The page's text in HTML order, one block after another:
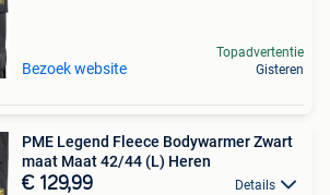
Bezoek website
Topadvertentie
Gisteren
PME Legend Fleece Bodywarmer Zwart
maat Maat 42/44 (L) Heren
€ 129,99 Details